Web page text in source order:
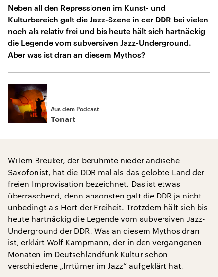
Neben all den Repressionen im Kunst- und
Kulturbereich galt die Jazz-Szene in der DDR bei vielen
noch als relativ frei und bis heute hält sich hartnäckig
die Legende vom subversiven Jazz-Underground.
Aber was ist dran an diesem Mythos?
Aus dem Podcast
Tonart
Willem Breuker, der berühmte niederländische
Saxofonist, hat die DDR mal als das gelobte Land der
freien Improvisation bezeichnet. Das ist etwas
überraschend, denn ansonsten galt die DDR ja nicht
unbedingt als Hort der Freiheit. Trotzdem hält sich bis
heute hartnäckig die Legende vom subversiven Jazz-
Underground der DDR. Was an diesem Mythos dran
ist, erklärt Wolf Kampmann, der in den vergangenen
Monaten im Deutschlandfunk Kultur schon
verschiedene „Irrtümer im Jazz“ aufgeklärt hat.